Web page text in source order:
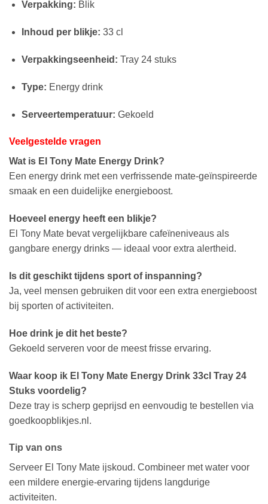
Verpakking: Blik
Inhoud per blikje: 33 cl
Verpakkingseenheid: Tray 24 stuks
Type: Energy drink
Serveertemperatuur: Gekoeld
Veelgestelde vragen
Wat is El Tony Mate Energy Drink?
Een energy drink met een verfrissende mate-geïnspireerde
smaak en een duidelijke energieboost.
Hoeveel energy heeft een blikje?
El Tony Mate bevat vergelijkbare cafeïne­niveaus als
gangbare energy drinks — ideaal voor extra alertheid.
Is dit geschikt tijdens sport of inspanning?
Ja, veel mensen gebruiken dit voor een extra energieboost
bij sporten of activiteiten.
Hoe drink je dit het beste?
Gekoeld serveren voor de meest frisse ervaring.
Waar koop ik El Tony Mate Energy Drink 33cl Tray 24
Stuks voordelig?
Deze tray is scherp geprijsd en eenvoudig te bestellen via
goedkoopblikjes.nl.
Tip van ons
Serveer El Tony Mate ijskoud. Combineer met water voor
een mildere energie-ervaring tijdens langdurige
activiteiten.